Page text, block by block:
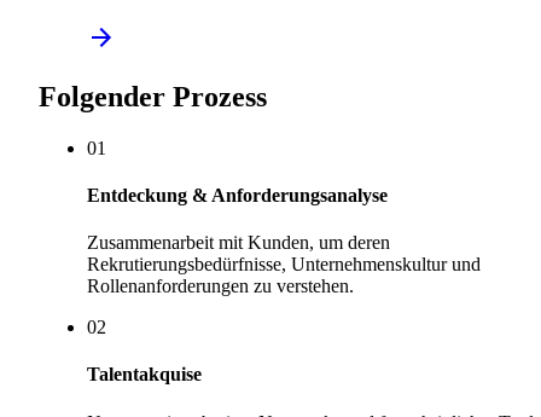
Folgender Prozess
01
Entdeckung & Anforderungsanalyse
Zusammenarbeit mit Kunden, um deren
Rekrutierungsbedürfnisse, Unternehmenskultur und
Rollenanforderungen zu verstehen.
02
Talentakquise